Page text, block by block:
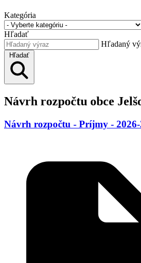
Kategória
Hľadať
Hľadaný
Hľadať
Návrh rozpočtu obce
Návrh rozpočtu - Príjmy - 2026-